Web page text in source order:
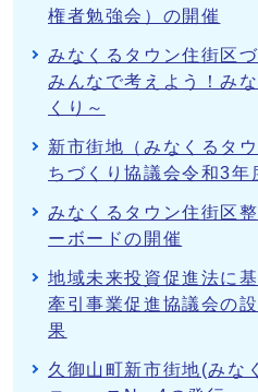
権者勉強会）の開催
みなくるタウン住街区
みんなで考えよう！み
くり～
新市街地（みなくるタ
ちづくり協議会令和3年
みなくるタウン住街区
ーボードの開催
地域未来投資促進法に
牽引事業促進協議会の
果
久御山町新市街地(みな